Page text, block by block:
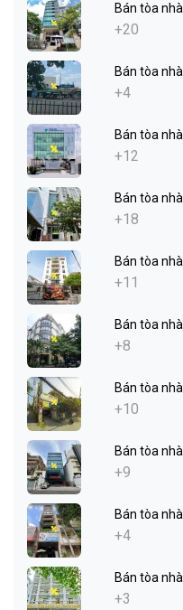
Bán tòa
+20
Bán tòa
+4
Bán tòa
+12
Bán tòa
+18
Bán tòa
+11
Bán tòa
+8
Bán tòa
+10
Bán tòa
+9
Bán tòa
+4
Bán tòa
+3